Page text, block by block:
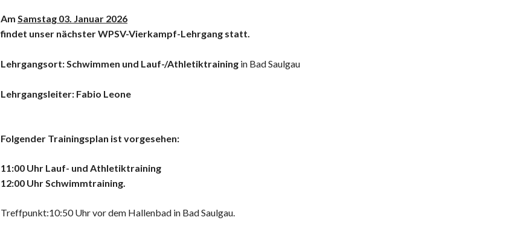
Am Samstag 03. Januar 2026
findet unser nächster WPSV-Vierkampf-Lehrgang statt.
Lehrgangsort: Schwimmen und Lauf-/Athletiktraining in Bad Saulgau
Lehrgangsleiter: Fabio Leone
Folgender Trainingsplan ist vorgesehen:
11:00 Uhr Lauf- und Athletiktraining
12:00 Uhr Schwimmtraining.
Treffpunkt:10:50 Uhr vor dem Hallenbad in Bad Saulgau.